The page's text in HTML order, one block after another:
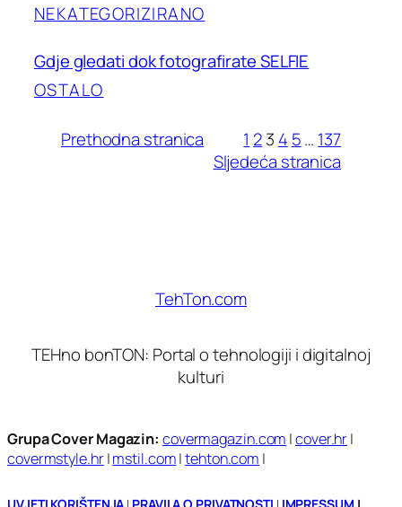
NEKATEGORIZIRANO
Gdje gledati dok fotografirate SELFIE
OSTALO
Prethodna stranica 1 23 4 5… 137
Sljedeća stranica
TehTon.com
TEHno bonTON: Portal o tehnologiji i digitalnoj
kulturi
Grupa Cover Magazin: covermagazin.com |cover.hr|
covermstyle.hr|mstil.com|tehton.com |